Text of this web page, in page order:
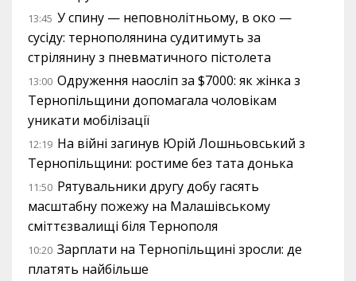
13:45 У спину — неповнолітньому, в око —
сусіду: тернополянина судитимуть за
стрілянину з пневматичного пістолета
13:00 Одруження наосліп за $7000: як жінка з
Тернопільщини допомагала чоловікам
уникати мобілізації
12:19 На війні загинув Юрій Лошньовський з
Тернопільщини: ростиме без тата донька
11:50 Рятувальники другу добу гасять
масштабну пожежу на Малашівському
сміттєзвалищі біля Тернополя
10:20 Зарплати на Тернопільщині зросли: де
платять найбільше